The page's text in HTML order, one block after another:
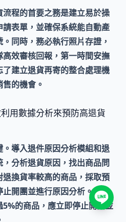
流程的首要之務是建立易於操
請表單 ，並確保系統能自動產
。同時，務必執行照片存證 ，
效審核回報，第一時間安撫
了建立退貨再寄的整合處理機
的機會。
用數據分析來預防高退貨
。導入退件原因分析模組和退
分析退貨原因，找出商品問
換貨率較高的商品，採取預
止開團並進行原因分析。我建
的商品，應立即停止開團並